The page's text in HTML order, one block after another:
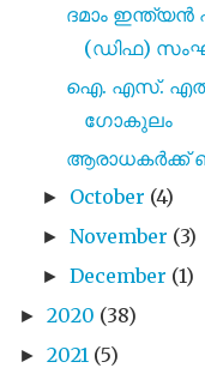
ദമാം
(ഡിഫ)
ഐ. എസ്. എൽ
ഗോകുലം
ആരാധകർക്ക്
► October (4)
►November (3)
►December (1)
► 2020 (38)
► 2021 (5)